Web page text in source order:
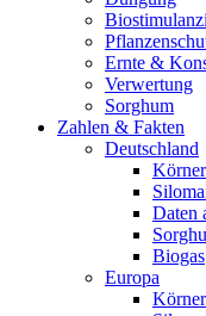
Ernte &
Verwertung
Sorghum
Zahlen & Fakten
Deutschland
Daten
Biogas
Europa